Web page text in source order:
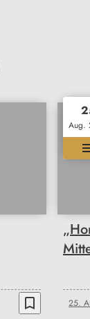
bookmark_border
Aug.
25.